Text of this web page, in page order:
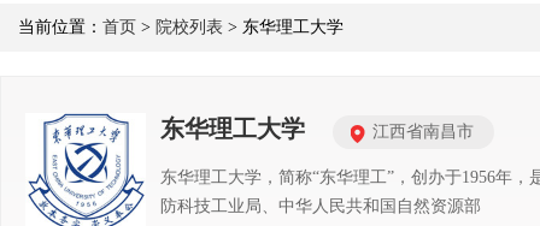
当前位置： 首页 > 院校列表 > 东华理工大学
东华理工大学 江西省南昌市
东华理工大学，简称“东华理工”，创办于1956年
防科技工业局、中华人民共和国自然资源部